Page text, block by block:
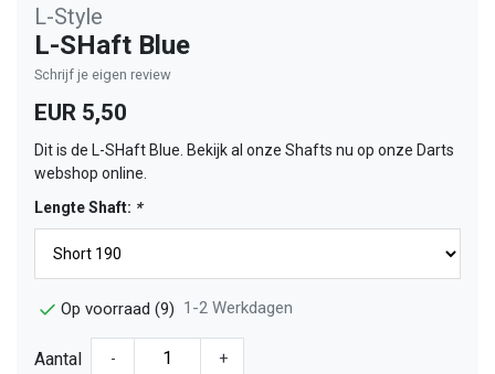
L-Style
L-SHaft Blue
Schrijf je eigen review
EUR 5,50
Dit is de L-SHaft Blue. Bekijk al onze Shafts nu op onze Darts
webshop online.
Lengte Shaft: *
Op voorraad (9) 1-2 Werkdagen
Aantal - +